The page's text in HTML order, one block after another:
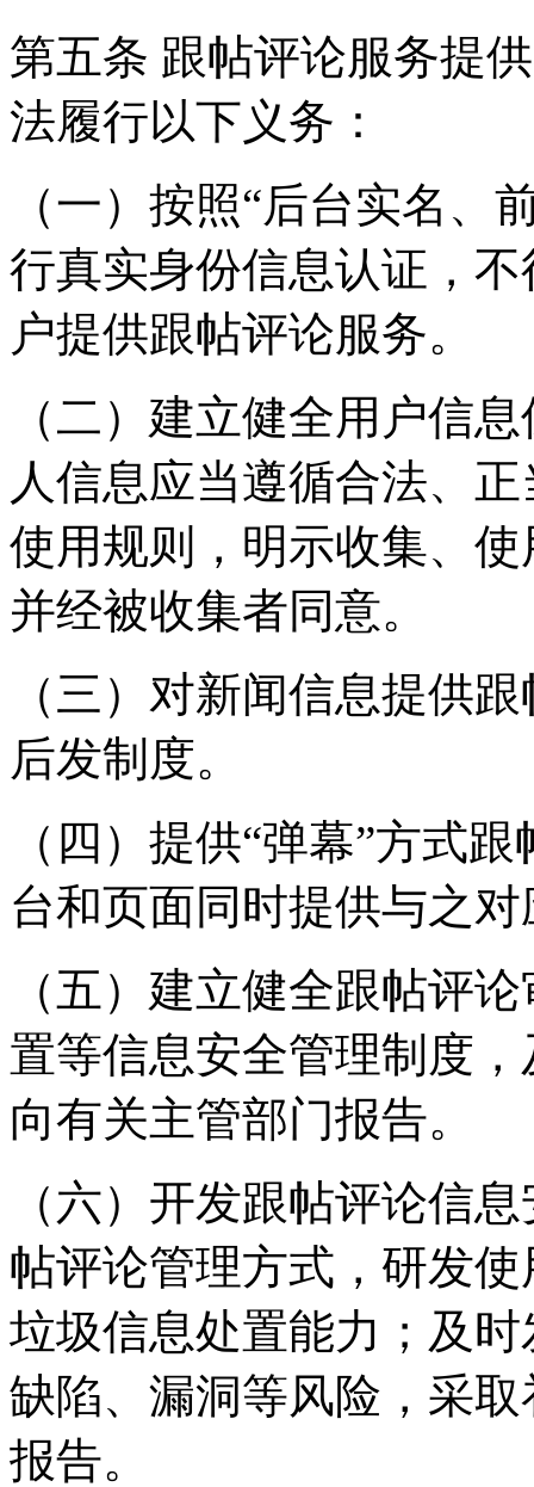
第五条 跟帖评论服务提
法履行以下义务：
（一）按照“后台实名、
行真实身份信息认证，
户提供跟帖评论服务。
（二）建立健全用户信
人信息应当遵循合法、
使用规则，明示收集、
并经被收集者同意。
（三）对新闻信息提供
后发制度。
（四）提供“弹幕”方式
台和页面同时提供与之
（五）建立健全跟帖评
置等信息安全管理制度
向有关主管部门报告。
（六）开发跟帖评论信
帖评论管理方式，研发
垃圾信息处置能力；及
缺陷、漏洞等风险，采
报告。